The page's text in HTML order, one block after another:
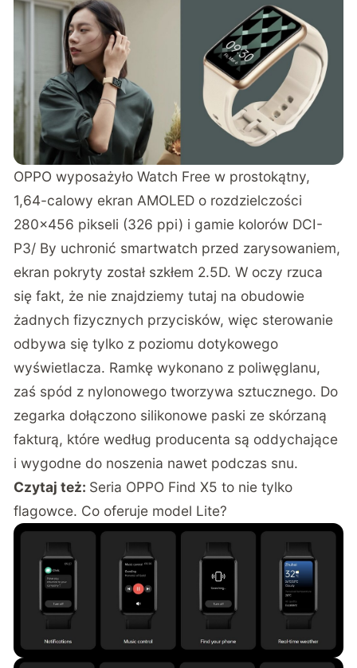
OPPO wyposażyło Watch Free w prostokątny,
1,64-calowy ekran AMOLED o rozdzielczości
280×456 pikseli (326 ppi) i gamie kolorów DCI-
P3/ By uchronić smartwatch przed zarysowaniem,
ekran pokryty został szkłem 2.5D. W oczy rzuca
się fakt, że nie znajdziemy tutaj na obudowie
żadnych fizycznych przycisków, więc sterowanie
odbywa się tylko z poziomu dotykowego
wyświetlacza. Ramkę wykonano z poliwęglanu,
zaś spód z nylonowego tworzywa sztucznego. Do
zegarka dołączono silikonowe paski ze skórzaną
fakturą, które według producenta są oddychające
i wygodne do noszenia nawet podczas snu.
Czytaj też: Seria OPPO Find X5 to nie tylko
flagowce. Co oferuje model Lite?